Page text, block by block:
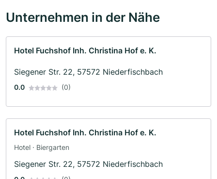
Unternehmen in der Nähe
Hotel Fuchshof Inh. Christina Hof e. K.
Siegener Str. 22, 57572 Niederfischbach
0.0 (0)
Hotel Fuchshof Inh. Christina Hof e. K.
Hotel · Biergarten
Siegener Str. 22, 57572 Niederfischbach